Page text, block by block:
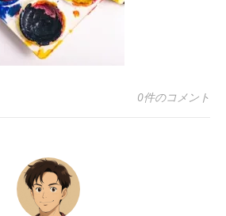
0件のコメント